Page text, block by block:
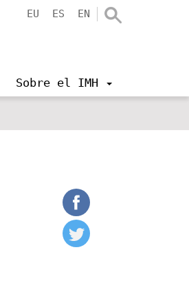
EU ES EN
Sobre el IMH